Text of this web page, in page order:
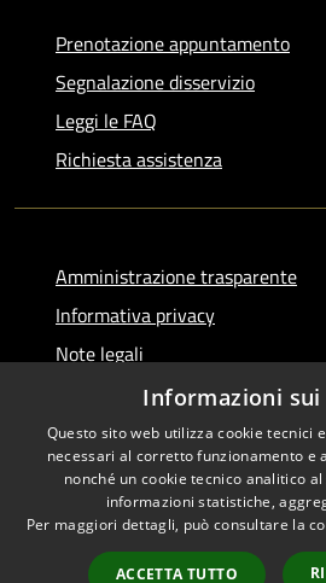
Prenotazione appuntamento
Segnalazione disservizio
Leggi le FAQ
Richiesta assistenza
Amministrazione trasparente
Informativa privacy
Note legali
Dichiarazione di accessibilità
RSS
Accessibilità
Informazioni sui
Questo sito web utilizza cookie tecnici
necessari al corretto funzionamento e
nonché un cookie tecnico analitico
informazioni statistiche,
Per maggiori dettagli, può consultare la
ACCETTA TUTTO